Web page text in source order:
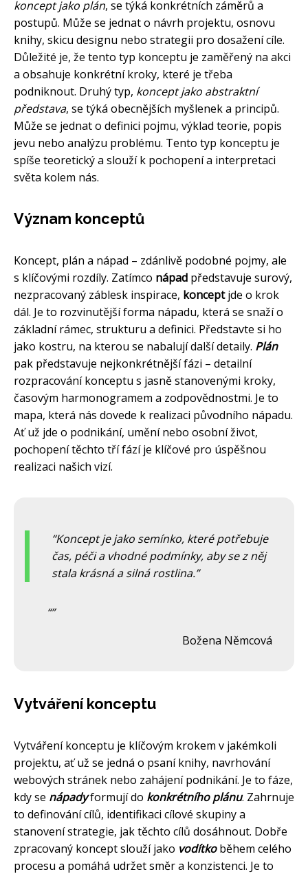
koncept jako plán, se týká konkrétních záměrů a
postupů. Může se jednat o návrh projektu, osnovu
knihy, skicu designu nebo strategii pro dosažení cíle.
Důležité je, že tento typ konceptu je zaměřený na akci
a obsahuje konkrétní kroky, které je třeba
podniknout. Druhý typ, koncept jako abstraktní
představa, se týká obecnějších myšlenek a principů.
Může se jednat o definici pojmu, výklad teorie, popis
jevu nebo analýzu problému. Tento typ konceptu je
spíše teoretický a slouží k pochopení a interpretaci
světa kolem nás.
Význam konceptů
Koncept, plán a nápad – zdánlivě podobné pojmy, ale
s klíčovými rozdíly. Zatímco nápad představuje surový,
nezpracovaný záblesk inspirace, konceptjde o krok
dál. Je to rozvinutější forma nápadu, která se snaží o
základní rámec, strukturu a definici. Představte si ho
jako kostru, na kterou se nabalují další detaily. Plán
pak představuje nejkonkrétnější fázi – detailní
rozpracování konceptu s jasně stanovenými kroky,
časovým harmonogramem a zodpovědnostmi. Je to
mapa, která nás dovede k realizaci původního nápadu.
Ať už jde o podnikání, umění nebo osobní život,
pochopení těchto tří fází je klíčové pro úspěšnou
realizaci našich vizí.
Koncept je jako semínko, které potřebuje
čas, péči a vhodné podmínky, aby se z něj
stala krásná a silná rostlina.
Božena Němcová
Vytváření konceptu
Vytváření konceptu je klíčovým krokem v jakémkoli
projektu, ať už se jedná o psaní knihy, navrhování
webových stránek nebo zahájení podnikání. Je to fáze,
kdy se nápadyformují do konkrétního plánu. Zahrnuje
to definování cílů, identifikaci cílové skupiny a
stanovení strategie, jak těchto cílů dosáhnout. Dobře
zpracovaný koncept slouží jako vodítkoběhem celého
procesu a pomáhá udržet směr a konzistenci. Je to